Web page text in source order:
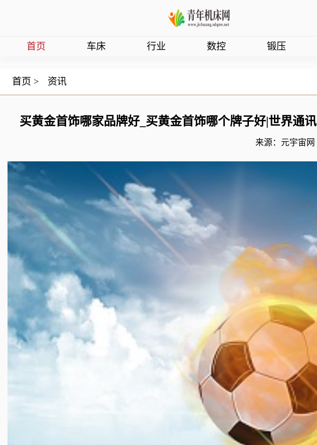
首页 车床 行业 数控 锻压
首页 > 资讯
买黄金首饰哪家品牌好_买黄金首饰哪个牌子好|世界通讯
来源：元宇宙网